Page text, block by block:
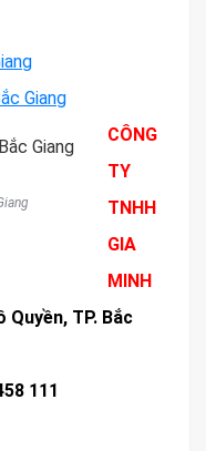
Giang
CÔNG
TY
TNHH
GIA
MINH
Quyền, TP. Bắc
111